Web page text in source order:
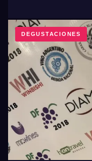
DEGUSTACIONES